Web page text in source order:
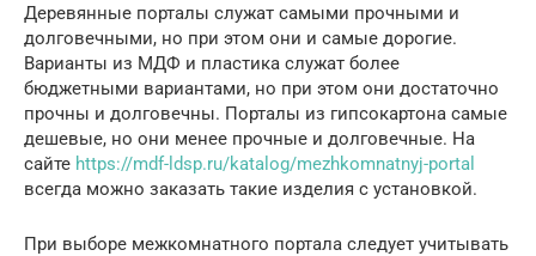
Деревянные порталы служат самыми прочными и
долговечными, но при этом они и самые дорогие.
Варианты из МДФ и пластика служат более
бюджетными вариантами, но при этом они достаточно
прочны и долговечны. Порталы из гипсокартона самые
дешевые, но они менее прочные и долговечные. На
сайте https://mdf-ldsp.ru/katalog/mezhkomnatnyj-portal
всегда можно заказать такие изделия с установкой.
При выборе межкомнатного портала следует учитывать